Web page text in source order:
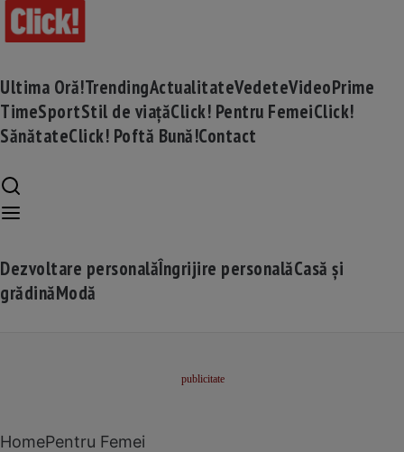
Ultima Oră!TrendingActualitateVedeteVideoPrime
TimeSportStil de viațăClick! Pentru FemeiClick!
SănătateClick! Poftă Bună!Contact
Dezvoltare personalăÎngrijire personalăCasă și
grădinăModă
HomePentru Femei